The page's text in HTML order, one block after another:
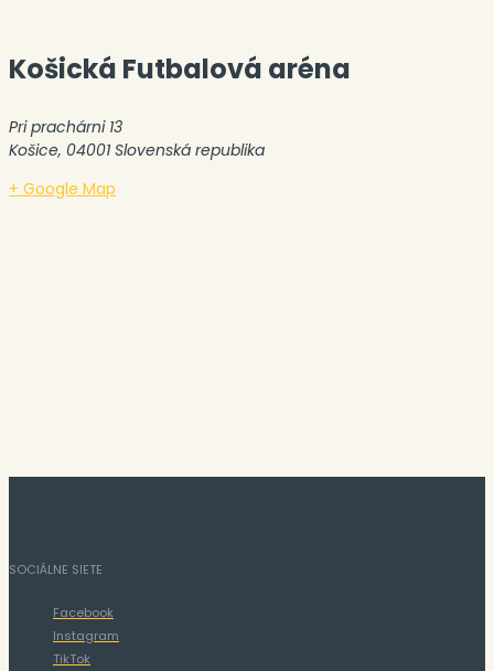
Košická Futbalová aréna
Pri prachárni 13
Košice, 04001 Slovenská republika
+ Google Map
SOCIÁLNE SIETE
Facebook
Instagram
TikTok